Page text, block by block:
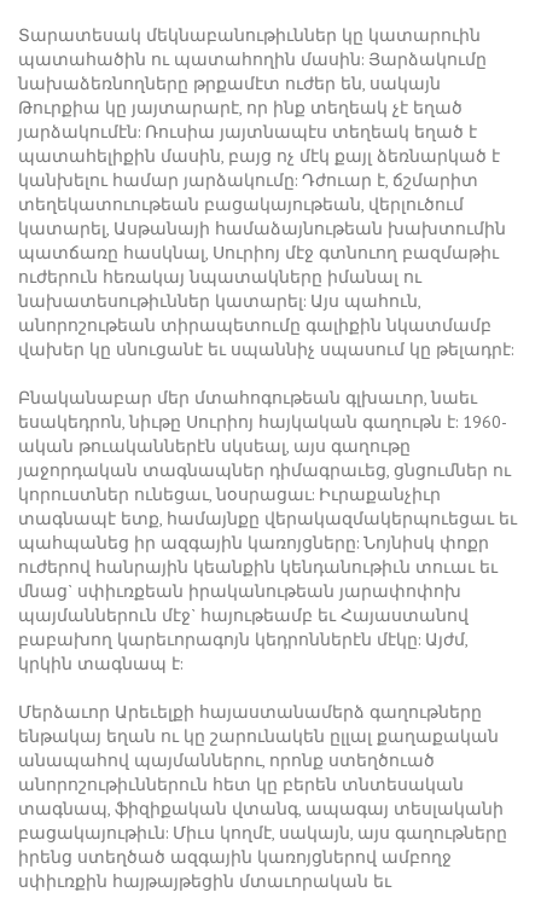
Տարատեսակ մեկնաբանութիւններ կը կատարուին
պատահածին ու պատահողին մասին: Յարձակումը
նախաձեռնողները թրքամէտ ուժեր են, սակայն
Թուրքիա կը յայտարարէ, որ ինք տեղեակ չէ եղած
յարձակումէն: Ռուսիա յայտնապէս տեղեակ եղած է
պատահելիքին մասին, բայց ոչ մէկ քայլ ձեռնարկած է
կանխելու համար յարձակումը: Դժուար է, ճշմարիտ
տեղեկատուութեան բացակայութեան, վերլուծում
կատարել, Ասթանայի համաձայնութեան խախտումին
պատճառը հասկնալ, Սուրիոյ մէջ գտնուող բազմաթիւ
ուժերուն հեռակայ նպատակները իմանալ ու
նախատեսութիւններ կատարել: Այս պահուն,
անորոշութեան տիրապետումը գալիքին նկատմամբ
վախեր կը սնուցանէ եւ սպաննիչ սպասում կը թելադրէ:
Բնականաբար մեր մտահոգութեան գլխաւոր, նաեւ
եսակեդրոն, նիւթը Սուրիոյ հայկական գաղութն է: 1960-
ական թուականներէն սկսեալ, այս գաղութը
յաջորդական տագնապներ դիմագրաւեց, ցնցումներ ու
կորուստներ ունեցաւ, նօսրացաւ: Իւրաքանչիւր
տագնապէ ետք, համայնքը վերակազմակերպուեցաւ եւ
պահպանեց իր ազգային կառոյցները: Նոյնիսկ փոքր
ուժերով հանրային կեանքին կենդանութիւն տուաւ եւ
մնաց` սփիւռքեան իրականութեան յարափոփոխ
պայմաններուն մէջ` հայութեամբ եւ Հայաստանով
բաբախող կարեւորագոյն կեդրոններէն մէկը: Այժմ,
կրկին տագնապ է:
Մերձաւոր Արեւելքի հայաստանամերձ գաղութները
ենթակայ եղան ու կը շարունակեն ըլլալ քաղաքական
անապահով պայմաններու, որոնք ստեղծուած
անորոշութիւններուն հետ կը բերեն տնտեսական
տագնապ, ֆիզիքական վտանգ, ապագայ տեսլականի
բացակայութիւն: Միւս կողմէ, սակայն, այս գաղութները
իրենց ստեղծած ազգային կառոյցներով ամբողջ
սփիւռքին հայթայթեցին մտաւորական եւ